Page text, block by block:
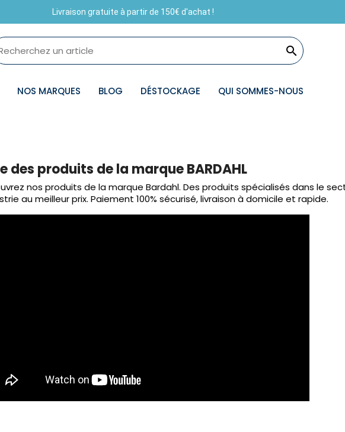
Livraison gratuite à partir de 150€ d'achat !

NOS MARQUES BLOG DÉSTOCKAGE QUI SOMMES-NOUS
des produits de la marque BARDAHL
nos produits de la marque Bardahl. Des produits spécialisés dans le
au meilleur prix. Paiement 100% sécurisé, livraison à domicile et rapide.